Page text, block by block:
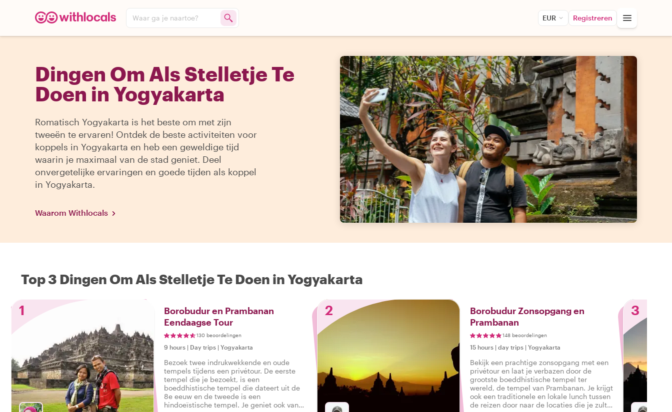
Waar ga je naartoe? EUR Registreren
Dingen Om Als Stelletje Te
Doen in Yogyakarta
Romatisch Yogyakarta is het beste om met zijn
tweeën te ervaren! Ontdek de beste activiteiten voor
koppels in Yogyakarta en heb een geweldige tijd
waarin je maximaal van de stad geniet. Deel
onvergetelijke ervaringen en goede tijden als koppel
in Yogyakarta.
Waarom Withlocals
Top 3 Dingen Om Als Stelletje Te Doen in Yogyakarta
1
Borobudur en Prambanan
Eendaagse Tour
130 beoordelingen
9 hours | Day trips | Yogyakarta
Bezoek twee indrukwekkende en oude
tempels tijdens een privétour. De eerste
tempel die je bezoekt, is een
boeddhistische tempel die dateert uit de
8e eeuw en de tweede is een
hindoeïstische tempel. Je geniet ook van
2
Borobudur Zonsopgang en
Prambanan
148 beoordelingen
15 hours | day trips | Yogyakarta
Bekijk een prachtige zonsopgang met een
privétour en laat je verbazen door de
grootste boeddhistische tempel ter
wereld, de tempel van Prambanan. Je krijgt
ook een traditionele en lokale lunch tussen
de reizen door naar de locaties die je zult
3